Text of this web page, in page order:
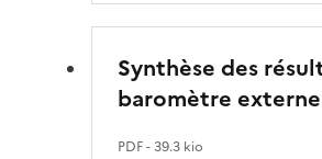
Synthèse des
baromètre externe
PDF- 39.3 kio